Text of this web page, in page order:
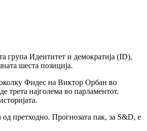
група Идентитет и демократија (ID),
шеста позиција.
Фидес на Виктор Орбан во
најголема во парламентот.
претходно. Прогнозата пак, за S&D, е